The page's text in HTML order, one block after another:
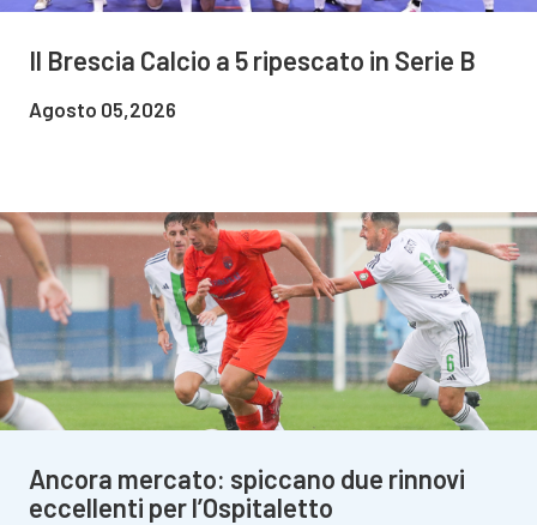
Il Brescia Calcio a 5 ripescato in Serie B
Agosto 05,2026
Ancora mercato: spiccano due rinnovi
eccellenti per l’Ospitaletto